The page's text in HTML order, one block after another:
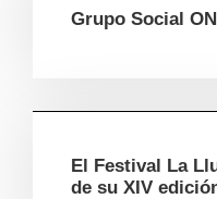
Grupo Social
El Festival La
de su XIV